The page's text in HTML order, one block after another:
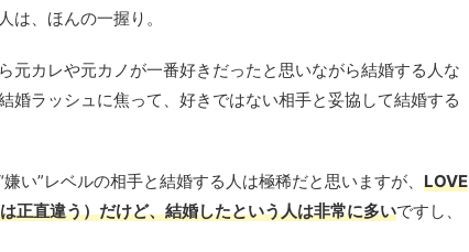
は、ほんの一握り。
元カレや元カノが一番好きだったと思いながら結婚する人な
婚ラッシュに焦って、好きではない相手と妥協して結婚する
い”レベルの相手と結婚する人は極稀だと思いますが、 LOVE
正直違う）だけど、結婚したという人は非常に多いですし、